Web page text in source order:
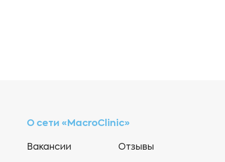
О сети «MacroClinic»
Вакансии Отзывы